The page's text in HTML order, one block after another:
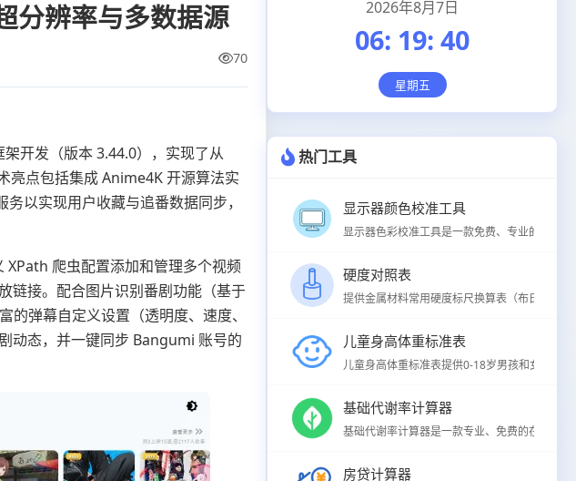
分辨率与多数据源
70
开发（版本 3.44.0），实现了从
点包括集成 Anime4K 开源算法实
以实现用户收藏与追番数据同步，
爬虫配置添加和管理多个视频
链接。配合图片识别番剧功能（基于
弹幕自定义设置（透明度、速度、
动态，并一键同步 Bangumi 账号的
2026年8月7日
06: 19: 41
星期五
热门工具
显示器颜色校准工具
显示器色彩校准工具是一款免费、专业的在线
硬度对照表
提供金属材料常用硬度标尺换算表（布氏HB、
儿童身高体重标准表
儿童身高体重标准表提供0-18岁男孩和女孩身
基础代谢率计算器
基础代谢率计算器是一款专业、免费的在线
房贷计算器